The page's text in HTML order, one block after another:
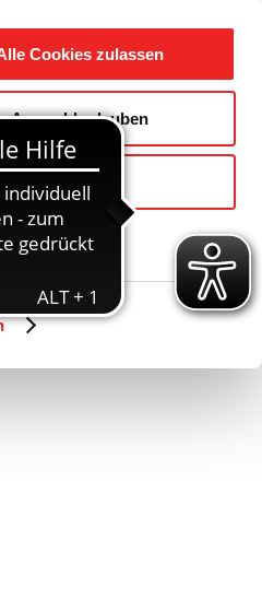
Cookies zulassen
Auswahl erlauben
Ablehnen
Zurück